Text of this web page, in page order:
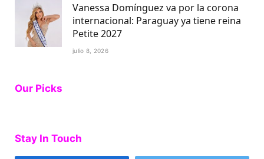
Vanessa Domínguez va por la corona
internacional: Paraguay ya tiene reina
Petite 2027
julio 8, 2026
Our Picks
Stay In Touch